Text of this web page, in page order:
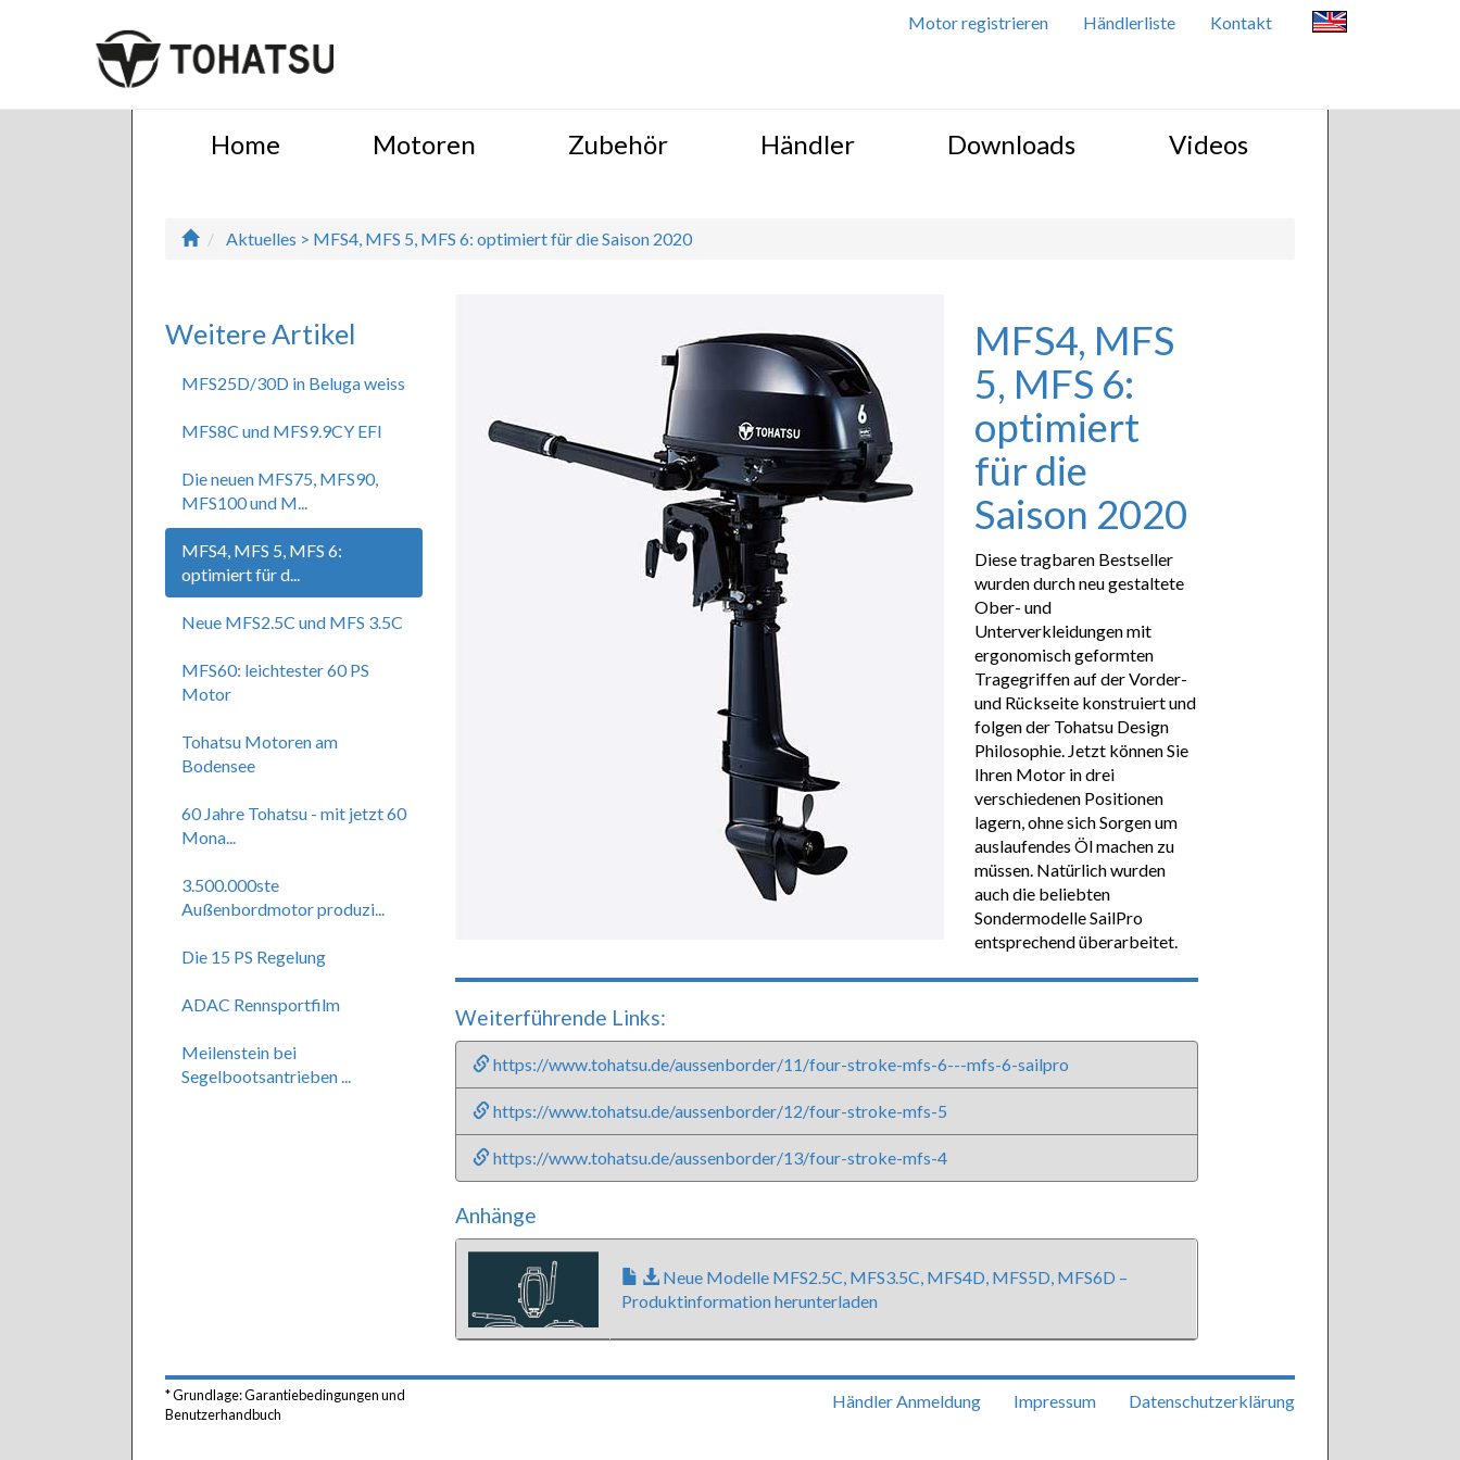
Motor registrieren Händlerliste Kontakt
Home Motoren Zubehör Händler Downloads Videos
Aktuelles > MFS4, MFS 5, MFS 6: optimiert für die Saison 2020
Weitere Artikel
MFS25D/30D in Beluga weiss
MFS8C und MFS9.9CY EFI
Die neuen MFS75, MFS90,
MFS100 und M...
MFS4, MFS 5, MFS 6:
optimiert für d...
Neue MFS2.5C und MFS 3.5C
MFS60: leichtester 60 PS
Motor
Tohatsu Motoren am
Bodensee
60 Jahre Tohatsu - mit jetzt 60
Mona...
3.500.000ste
Außenbordmotor produzi...
Die 15 PS Regelung
ADAC Rennsportfilm
Meilenstein bei
Segelbootsantrieben ...
MFS4, MFS
5, MFS 6:
optimiert
für die
Saison 2020
Diese tragbaren Bestseller
wurden durch neu gestaltete
Ober- und
Unterverkleidungen mit
ergonomisch geformten
Tragegriffen auf der Vorder-
und Rückseite konstruiert und
folgen der Tohatsu Design
Philosophie. Jetzt können Sie
Ihren Motor in drei
verschiedenen Positionen
lagern, ohne sich Sorgen um
auslaufendes Öl machen zu
müssen. Natürlich wurden
auch die beliebten
Sondermodelle SailPro
entsprechend überarbeitet.
Weiterführende Links:
https://www.tohatsu.de/aussenborder/11/four-stroke-mfs-6---mfs-6-sailpro
https://www.tohatsu.de/aussenborder/12/four-stroke-mfs-5
https://www.tohatsu.de/aussenborder/13/four-stroke-mfs-4
Anhänge
Neue Modelle MFS2.5C, MFS3.5C, MFS4D, MFS5D, MFS6D –
Produktinformation herunterladen
*Grundlage: Garantiebedingungen und
Benutzerhandbuch
Händler Anmeldung Impressum Datenschutzerklärung